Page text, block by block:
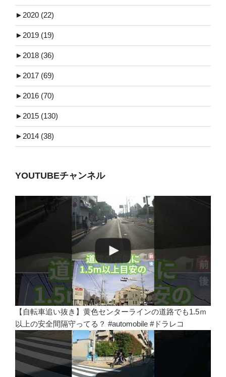
► 2020 (22)
► 2019 (19)
► 2018 (36)
► 2017 (69)
► 2016 (70)
► 2015 (130)
► 2014 (38)
YOUTUBEチャンネル
【自転車追い抜き】黄色センターラインの道路でも1.5ｍ
以上の安全間隔守ってる？ #automobile #ドラレコ